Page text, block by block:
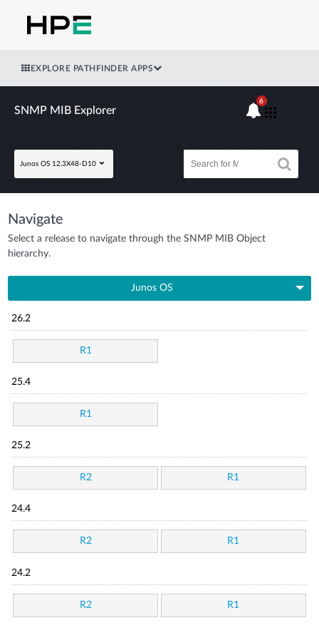
EXPLORE PATHFINDER APPS
SNMP MIB Explorer
Junos OS 12.3X48-D10
6
Navigate
Select a release to navigate through the SNMP MIB Object
hierarchy.
Junos OS
26.2
R1
25.4
R1
25.2
R2 R1
24.4
R2 R1
24.2
R2 R1